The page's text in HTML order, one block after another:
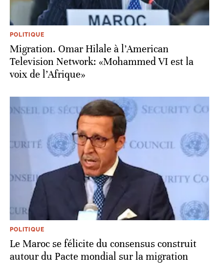
POLITIQUE
Migration. Omar Hilale à l’American
Television Network: «Mohammed VI est la
voix de l’Afrique»
POLITIQUE
Le Maroc se félicite du consensus construit
autour du Pacte mondial sur la migration